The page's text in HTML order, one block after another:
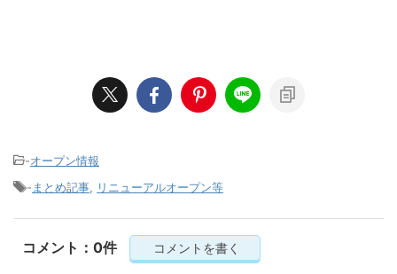
-オープン情報
-まとめ記事, リニューアルオープン等
コメント：0件 コメントを書く